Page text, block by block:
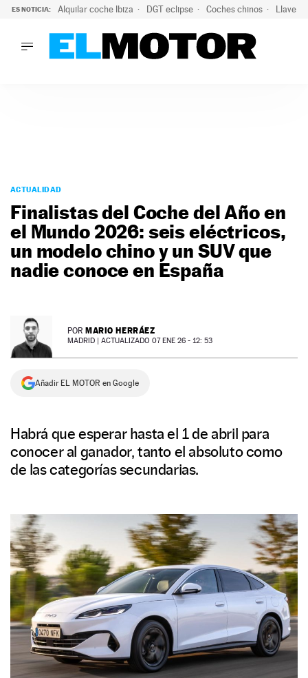
ES NOTICIA: Alquilar coche Ibiza DGT eclipse Coches chinos Llaves
PODCAST
MOTOS
TECNOLOGÍA
NEWSLETTER
ACTUALIDAD
Finalistas del Coche del Año en
el Mundo 2026: seis eléctricos,
un modelo chino y un SUV que
nadie conoce en España
POR MARIO HERRÁEZ
MADRID | ACTUALIZADO 07 ENE 26 - 12: 53
Añadir EL MOTOR en Google
Habrá que esperar hasta el 1 de abril para
conocer al ganador, tanto el absoluto como
de las categorías secundarias.